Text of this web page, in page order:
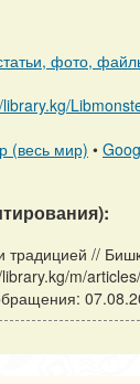
фото,
(весь мир) •
//
m/